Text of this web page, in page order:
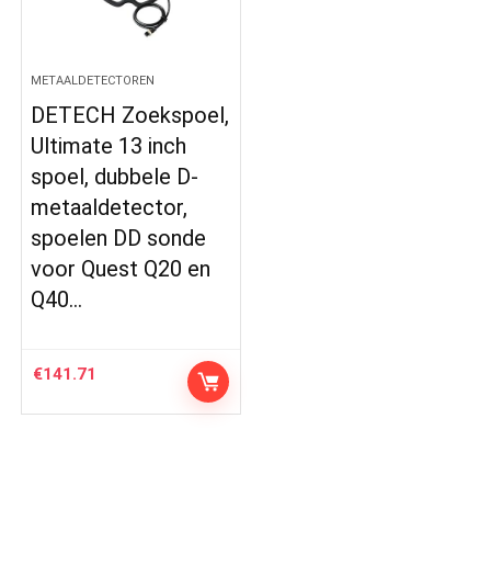
METAALDETECTOREN
DETECH Zoekspoel,
Ultimate 13 inch
spoel, dubbele D-
metaaldetector,
spoelen DD sonde
voor Quest Q20 en
Q40…
€141.71